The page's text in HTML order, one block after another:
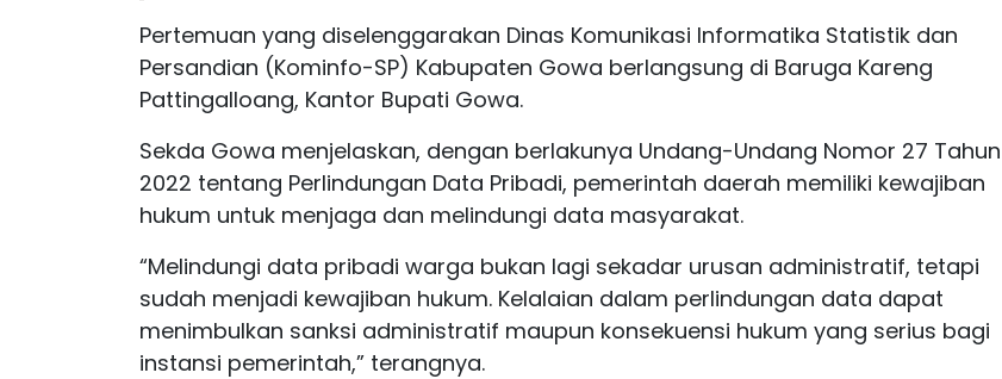
Pertemuan yang diselenggarakan Dinas Komunikasi Informatika Statistik dan
Persandian (Kominfo-SP) Kabupaten Gowa berlangsung di Baruga Kareng
Pattingalloang, Kantor Bupati Gowa.
Sekda Gowa menjelaskan, dengan berlakunya Undang-Undang Nomor 27 Tahun
2022 tentang Perlindungan Data Pribadi, pemerintah daerah memiliki kewajiban
hukum untuk menjaga dan melindungi data masyarakat.
“Melindungi data pribadi warga bukan lagi sekadar urusan administratif, tetapi
sudah menjadi kewajiban hukum. Kelalaian dalam perlindungan data dapat
menimbulkan sanksi administratif maupun konsekuensi hukum yang serius bagi
instansi pemerintah,” terangnya.